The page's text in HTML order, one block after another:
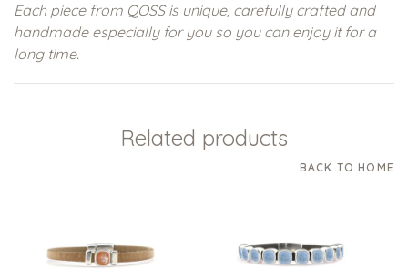
Each piece from QOSS is unique, carefully crafted and
handmade especially for you so you can enjoy it for a
long time.
Related products
BACK TO HOME